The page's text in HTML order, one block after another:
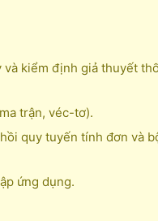
và kiểm định giả thuyết
trận, véc-tơ).
quy tuyến tính đơn và
ứng dụng.